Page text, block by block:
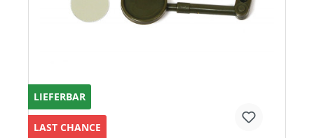
LIEFERBAR
LAST CHANCE